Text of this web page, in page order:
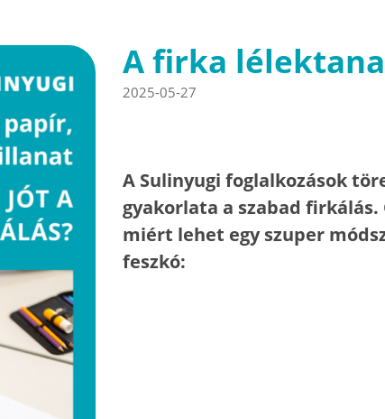
A firka lélektana
2025-05-27
A Sulinyugi foglalkozások
gyakorlata a szabad
miért lehet egy szuper
feszkó: